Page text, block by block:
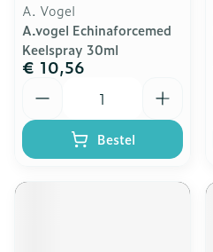
A. Vogel
A.vogel Echinaforcemed
Keelspray 30ml
€ 10,56
Bestel